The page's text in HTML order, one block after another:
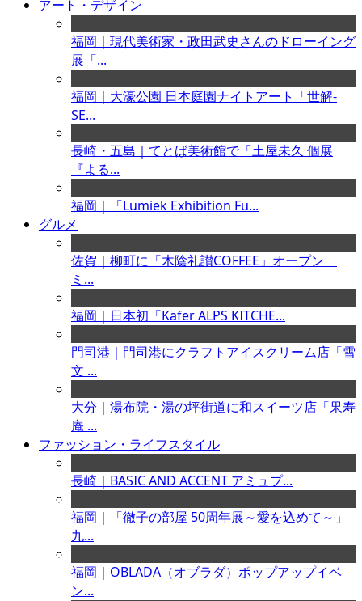
アート・デザイン
福岡｜現代美術家・政田武史さんのドローイング
展「...
福岡｜大濠公園 日本庭園ナイトアート「世解-
SE...
長崎・五島｜てとば美術館で「土屋未久 個展
『よる...
福岡｜「Lumiek Exhibition Fu...
グルメ
佐賀｜柳町に「木陰礼讃COFFEE」オープン
ミ...
福岡｜日本初「Käfer ALPS KITCHE...
門司港｜門司港にクラフトアイスクリーム店「雪
文 ...
大分｜湯布院・湯の坪街道に和スイーツ店「果寿
庵 ...
ファッション・ライフスタイル
長崎｜BASIC AND ACCENT アミュプ...
福岡｜「徹子の部屋 50周年展～愛を込めて～」
九...
福岡｜OBLADA（オブラダ）ポップアップイベ
ン...